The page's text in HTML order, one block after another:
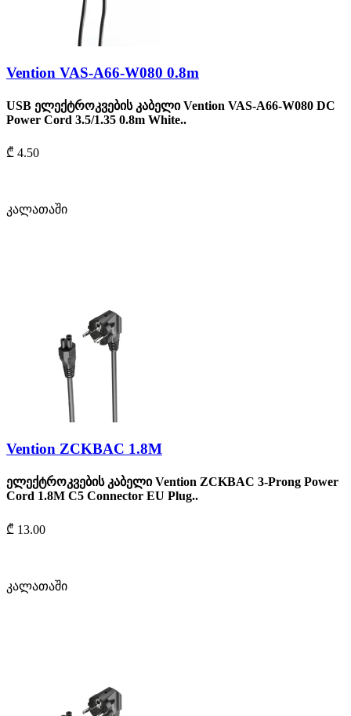
Vention VAS-A66-W080 0.8m
USB ელექტროკვების კაბელი Vention VAS-A66-W080 DC
Power Cord 3.5/1.35 0.8m White..
₾ 4.50
კალათაში
Vention ZCKBAC 1.8M
ელექტროკვების კაბელი Vention ZCKBAC 3-Prong Power
Cord 1.8M C5 Connector EU Plug..
₾ 13.00
კალათაში